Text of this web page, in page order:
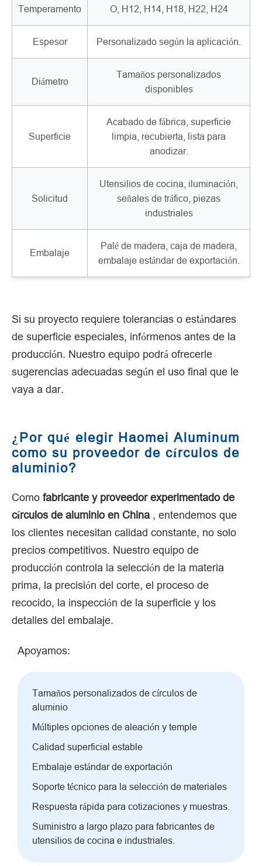
Temperamento O, H12, H14, H18, H22, H24
Espesor Personalizado según la aplicación.
Diámetro
Tamaños personalizados
disponibles
Superficie
Acabado de fábrica, superficie
limpia, recubierta, lista para
anodizar.
Solicitud
Utensilios de cocina, iluminación,
señales de tráfico, piezas
industriales
Embalaje
Palé de madera, caja de madera,
embalaje estándar de exportación.
Si su proyecto requiere tolerancias o estándares
de superficie especiales, infórmenos antes de la
producción. Nuestro equipo podrá ofrecerle
sugerencias adecuadas según el uso final que le
vaya a dar.
¿Por qué elegir Haomei Aluminum
como su proveedor de círculos de
aluminio?
Como fabricante y proveedor experimentado de
círculos de aluminio en China , entendemos que
los clientes necesitan calidad constante, no solo
precios competitivos. Nuestro equipo de
producción controla la selección de la materia
prima, la precisión del corte, el proceso de
recocido, la inspección de la superficie y los
detalles del embalaje.
Apoyamos:
Tamaños personalizados de círculos de
aluminio
Múltiples opciones de aleación y temple
Calidad superficial estable
Embalaje estándar de exportación
Soporte técnico para la selección de materiales
Respuesta rápida para cotizaciones y muestras.
Suministro a largo plazo para fabricantes de
utensilios de cocina e industriales.